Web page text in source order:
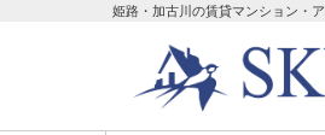
姫路・加古川の賃貸マンション・